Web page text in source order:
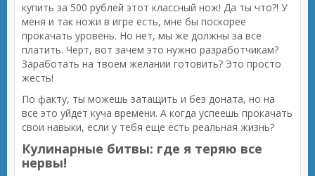
купить за 500 рублей этот классный нож! Да ты что?! У
меня и так ножи в игре есть, мне бы поскорее
прокачать уровень. Но нет, мы же должны за все
платить. Черт, вот зачем это нужно разработчикам?
Заработать на твоем желании готовить? Это просто
жесть!
По факту, ты можешь затащить и без доната, но на
все это уйдет куча времени. А когда успеешь прокачать
свои навыки, если у тебя еще есть реальная жизнь?
Кулинарные битвы: где я теряю все
нервы!